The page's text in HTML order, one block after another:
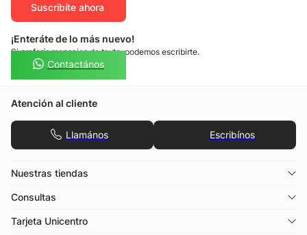
Suscribíte ahora
¡Enteráte de lo más nuevo!
Si preferís mensajes de texto, podemos escribirte.
Contactános
Atención al cliente
Llamános Escribínos
Nuestras tiendas
Consultas
Tarjeta Unicentro